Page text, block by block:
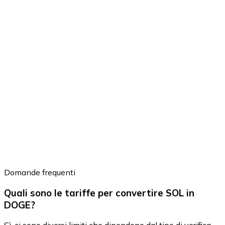
Domande frequenti
Quali sono le tariffe per convertire SOL in
DOGE?